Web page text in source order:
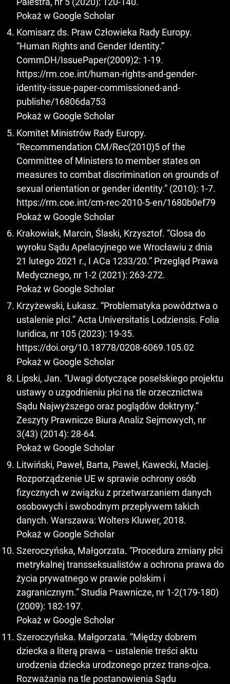
Pokaż w Google Scholar
Komisarz ds. Praw Człowieka Rady Europy.
“Human Rights and Gender Identity.”
CommDH/IssuePaper(2009)2: 1-19.
https://rm.coe.int/human-rights-and-gender-
identity-issue-paper-commissioned-and-
publishe/16806da753
Pokaż w Google Scholar
Komitet Ministrów Rady Europy.
“Recommendation CM/Rec(2010)5 of the
Committee of Ministers to member states on
measures to combat discrimination on grounds of
sexual orientation or gender identity.” (2010): 1-7.
https://rm.coe.int/cm-rec-2010-5-en/1680b0ef79
Pokaż w Google Scholar
Krakowiak, Marcin, Ślaski, Krzysztof. “Glosa do
wyroku Sądu Apelacyjnego we Wrocławiu z dnia
21 lutego 2021 r., I ACa 1233/20.” Przegląd Prawa
Medycznego, nr 1-2 (2021): 263-272.
Pokaż w Google Scholar
Krzyżewski, Łukasz. “Problematyka powództwa o
ustalenie płci.” Acta Universitatis Lodziensis. Folia
Iuridica, nr 105 (2023): 19-35.
https://doi.org/10.18778/0208-6069.105.02
Pokaż w Google Scholar
Lipski, Jan. “Uwagi dotyczące poselskiego projektu
ustawy o uzgodnieniu płci na tle orzecznictwa
Sądu Najwyższego oraz poglądów doktryny.”
Zeszyty Prawnicze Biura Analiz Sejmowych, nr
3(43) (2014): 28-64.
Pokaż w Google Scholar
Litwiński, Paweł, Barta, Paweł, Kawecki, Maciej.
Rozporządzenie UE w sprawie ochrony osób
fizycznych w związku z przetwarzaniem danych
osobowych i swobodnym przepływem takich
danych. Warszawa: Wolters Kluwer, 2018.
Pokaż w Google Scholar
Szeroczyńska, Małgorzata. “Procedura zmiany płci
metrykalnej transseksualistów a ochrona prawa do
życia prywatnego w prawie polskim i
zagranicznym.” Studia Prawnicze, nr 1-2(179-180)
(2009): 182-197.
Pokaż w Google Scholar
Szeroczyńska. Małgorzata. “Między dobrem
dziecka a literą prawa – ustalenie treści aktu
urodzenia dziecka urodzonego przez trans-ojca.
Rozważania na tle postanowienia Sądu